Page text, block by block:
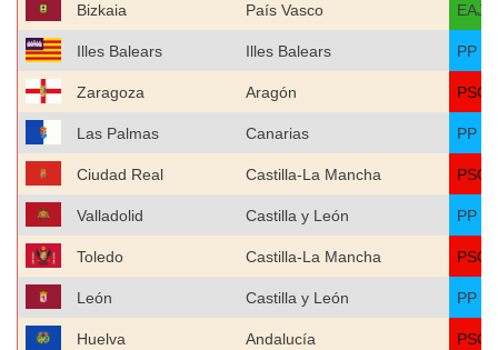
Bizkaia País Vasco EAJ-
Illes Balears Illes Balears PP
Zaragoza Aragón PSOE
Las Palmas Canarias PP
Ciudad Real Castilla-La Mancha PSOE
Valladolid Castilla y León PP
Toledo Castilla-La Mancha PSOE
León Castilla y León PP
Huelva Andalucía PSOE